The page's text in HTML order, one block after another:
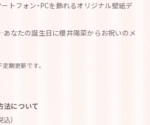
トフォン・PCを飾れるオリジナル壁紙デ
なたの誕生日に櫻井陽菜からお祝いのメ
期更新です。
法について
）